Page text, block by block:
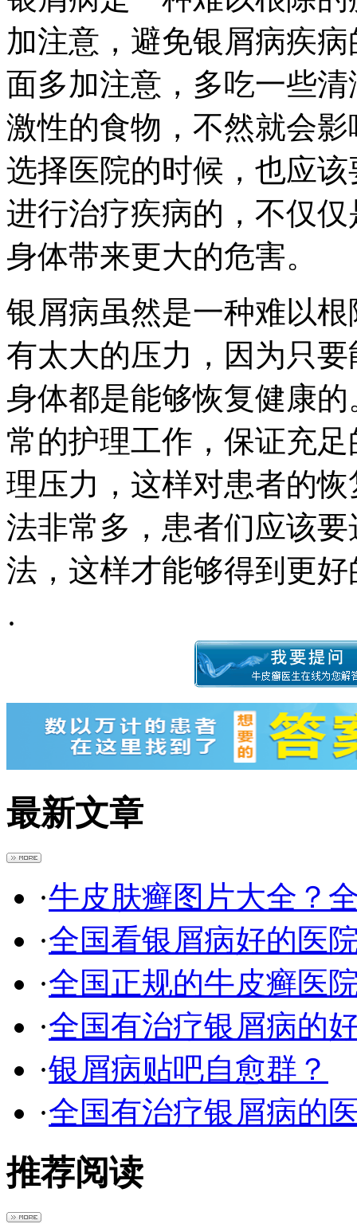
加注意，避免银屑病疾
面多加注意，多吃一些
激性的食物，不然就会
选择医院的时候，也应
进行治疗疾病的，不仅
身体带来更大的危害。
银屑病虽然是一种难以
有太大的压力，因为只
身体都是能够恢复健康
常的护理工作，保证充
理压力，这样对患者的
法非常多，患者们应该
法，这样才能够得到更
·
最新文章
·牛皮肤癣图片大全？
·全国看银屑病好的医
·全国正规的牛皮癣医
·全国有治疗银屑病的
·银屑病贴吧自愈群？
·全国有治疗银屑病的
推荐阅读